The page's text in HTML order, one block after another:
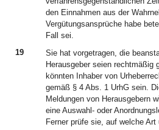
den Einnahmen aus der
Vergütungsansprüche habe
Fall sei.
19
Sie hat vorgetragen, die
Herausgeber seien rechtmäßig
könnten Inhaber von
gemäß § 4 Abs. 1 UrhG sein.
Meldungen von Herausgebern
eine Auswahl- oder
Ferner prüfe sie, auf welche